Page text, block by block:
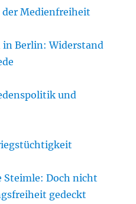
Medienfreiheit
Berlin: Widerstand
und
Steimle: Doch nicht
gedeckt